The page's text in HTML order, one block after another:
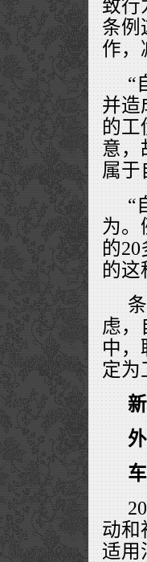
致行
条例
作，
“
并造
的工
意，
属于
“
为。
的
的这
虑，
中，
定为
动和
适用